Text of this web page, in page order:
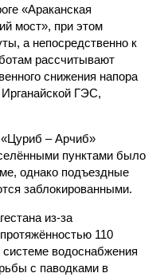
«Араканская
мост», при этом
а непосредственно к
рассчитывают
снижения напора
ГЭС,
– Арчиб»
пунктами было
однако подъездные
заблокированными.
из-за
110
водоснабжения
с паводками в